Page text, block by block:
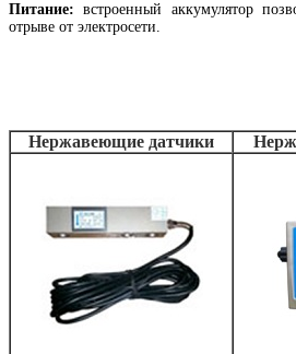
Питание:встроенный аккумулятор
отрыве от электросети.
Нержавеющие датчики